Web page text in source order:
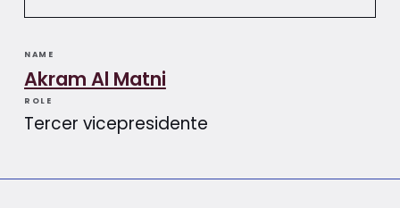
NAME
Akram Al Matni
ROLE
Tercer vicepresidente